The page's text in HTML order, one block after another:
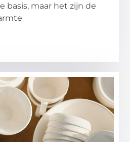
basis, maar het zijn de